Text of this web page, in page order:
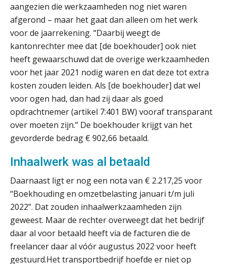
aangezien die werkzaamheden nog niet waren
afgerond – maar het gaat dan alleen om het werk
voor de jaarrekening. “Daarbij weegt de
kantonrechter mee dat [de boekhouder] ook niet
heeft gewaarschuwd dat de overige werkzaamheden
voor het jaar 2021 nodig waren en dat deze tot extra
kosten zouden leiden. Als [de boekhouder] dat wel
voor ogen had, dan had zij daar als goed
opdrachtnemer (artikel 7:401 BW) vooraf transparant
over moeten zijn.” De boekhouder krijgt van het
gevorderde bedrag € 902,66 betaald.
Inhaalwerk was al betaald
Daarnaast ligt er nog een nota van € 2.217,25 voor
“Boekhouding en omzetbelasting januari t/m juli
2022”. Dat zouden inhaalwerkzaamheden zijn
geweest. Maar de rechter overweegt dat het bedrijf
daar al voor betaald heeft via de facturen die de
freelancer daar al vóór augustus 2022 voor heeft
gestuurd.Het transportbedrijf hoefde er niet op
Informer Money genomineerd voor
Best FinTech Startup of the Year
België
Wwft-compliance in 2026: doen we
het beter dan vorig jaar?
ICT & AI | Volledig automatische
factuurverwerking: zo kom je er
Hierom zijn webshopondernemers
extra kwetsbaar voor
boekhoudfouten
Blog | Aandachtspunten bij de
transitie in verband met de Wet
werkgever
Verstoorde arbeidsrelatie als
ontslaggrond: zo begeleid je jouw
klant
door Amerikaanse belastingwet